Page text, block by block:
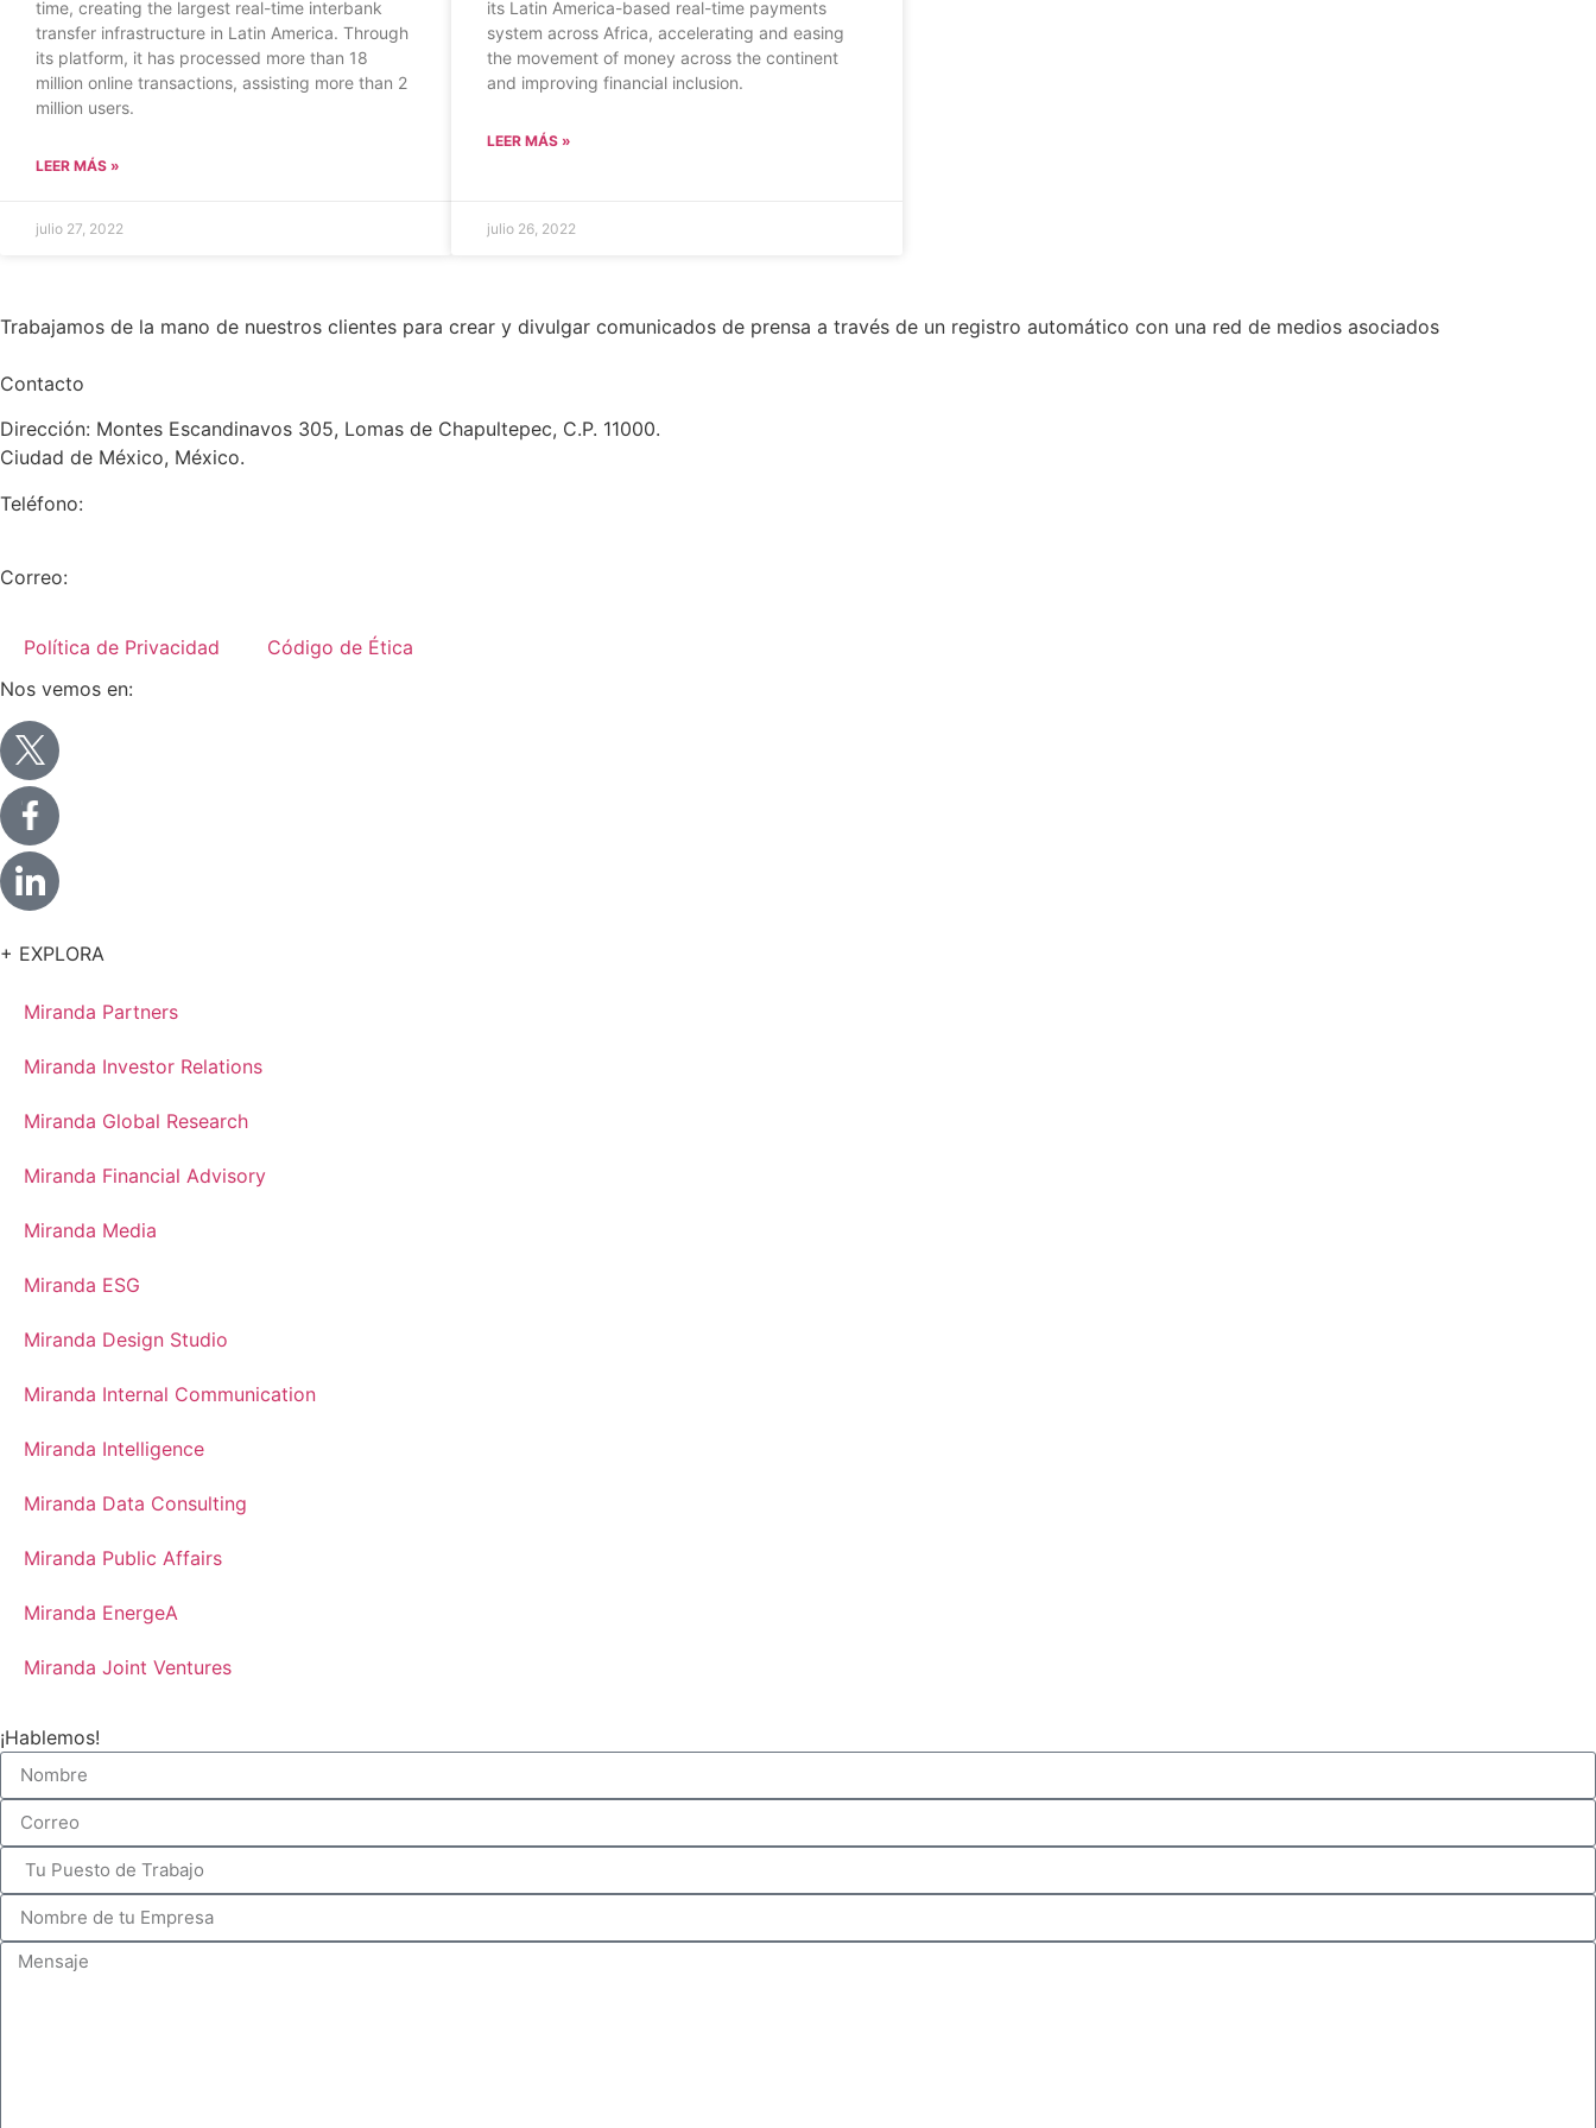
time, creating the largest real-time interbank
transfer infrastructure in Latin America. Through
its platform, it has processed more than 18
million online transactions, assisting more than 2
million users.
LEER MÁS »
julio 27, 2022
its Latin America-based real-time payments
system across Africa, accelerating and easing
the movement of money across the continent
and improving financial inclusion.
LEER MÁS »
julio 26, 2022
Trabajamos de la mano de nuestros clientes para crear y divulgar comunicados de prensa a través de un registro automático con una red de medios asociados
Contacto
Dirección: Montes Escandinavos 305, Lomas de Chapultepec, C.P. 11000.
Ciudad de México, México.
Teléfono:
Correo:
Política de Privacidad
Código de Ética
Nos vemos en:
+ EXPLORA
Miranda Partners
Miranda Investor Relations
Miranda Global Research
Miranda Financial Advisory
Miranda Media
Miranda ESG
Miranda Design Studio
Miranda Internal Communication
Miranda Intelligence
Miranda Data Consulting
Miranda Public Affairs
Miranda EnergeA
Miranda Joint Ventures
¡Hablemos!